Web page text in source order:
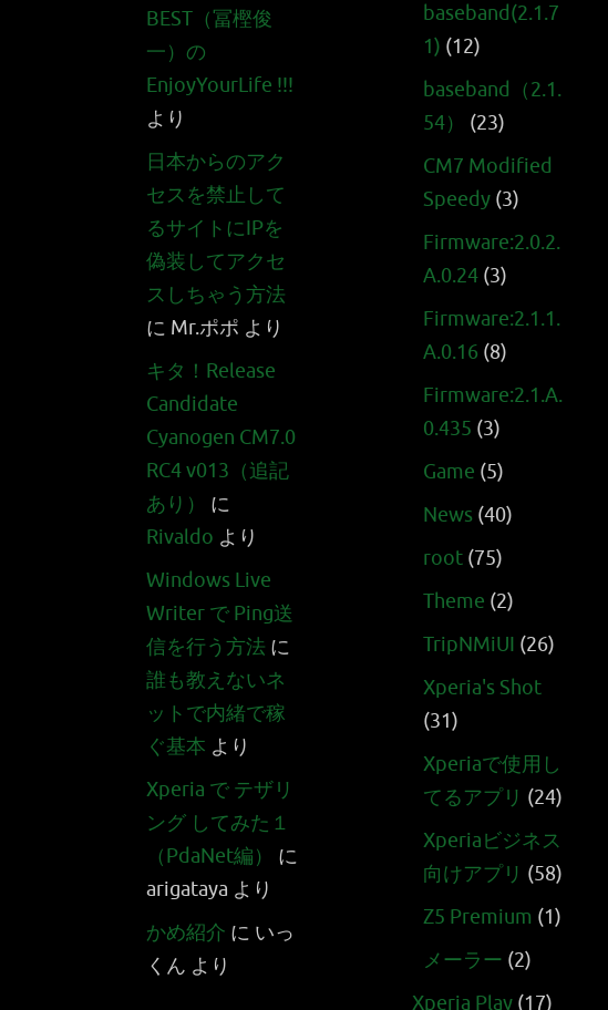
BEST（冨樫俊
一）の
EnjoyYourLife !!!
より
日本からのアク
セスを禁止して
るサイトにIPを
偽装してアクセ
スしちゃう方法
に Mr.ポポ より
キタ！Release
Candidate
Cyanogen CM7.0
RC4 v013（追記
あり）
に
Rivaldo より
Windows Live
Writer で Ping送
信を行う方法 に
誰も教えないネ
ットで内緒で稼
ぐ基本 より
Xperia で テザリ
ング してみた１
（PdaNet編）
に
arigataya より
かめ紹介 に いっ
くん より
baseband(2.1.7
1) (12)
baseband（2.1.
54）
(23)
CM7 Modified
Speedy (3)
Firmware:2.0.2.
A.0.24 (3)
Firmware:2.1.1.
A.0.16 (8)
Firmware:2.1.A.
0.435 (3)
Game (5)
News (40)
root (75)
Theme (2)
TripNMiUI (26)
Xperia's Shot
(31)
Xperiaで使用し
てるアプリ (24)
Xperiaビジネス
向けアプリ (58)
Z5 Premium (1)
メーラー (2)
Xperia Play (17)